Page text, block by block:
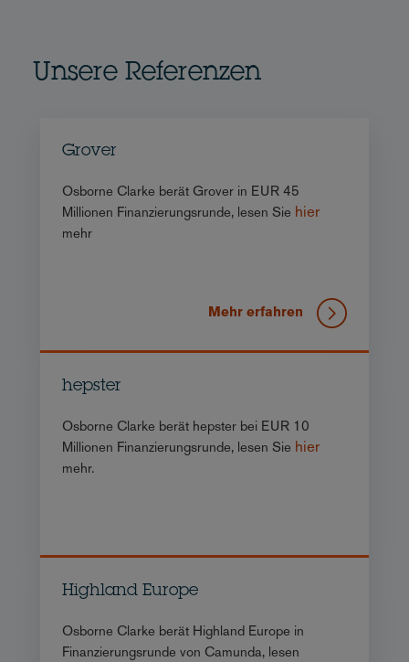
Unsere Referenzen
Grover
Osborne Clarke berät Grover in EUR 45
Millionen Finanzierungsrunde, lesen Sie hier
mehr
Mehr erfahren
hepster
Osborne Clarke berät hepster bei EUR 10
Millionen Finanzierungsrunde, lesen Sie hier
mehr.
Highland Europe
Osborne Clarke berät Highland Europe in
Finanzierungsrunde von Camunda, lesen